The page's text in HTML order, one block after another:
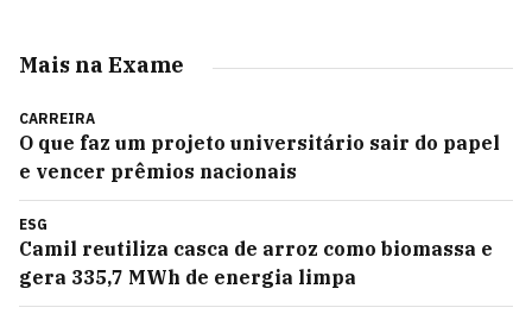
Mais na Exame
CARREIRA
O que faz um projeto universitário sair do papel
e vencer prêmios nacionais
ESG
Camil reutiliza casca de arroz como biomassa e
gera 335,7 MWh de energia limpa